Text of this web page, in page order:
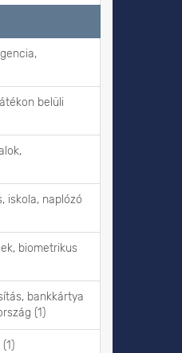
belüli
iskola, naplózó
biometrikus
bankkártya
(1)